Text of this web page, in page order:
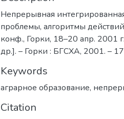
Непрерывная
проблемы, алгоритмы
конф., Горки, 18–20 апр. 2001
др.]. – Горки : БГСХА, 2001. –
Keywords
аграрное образование,
Citation